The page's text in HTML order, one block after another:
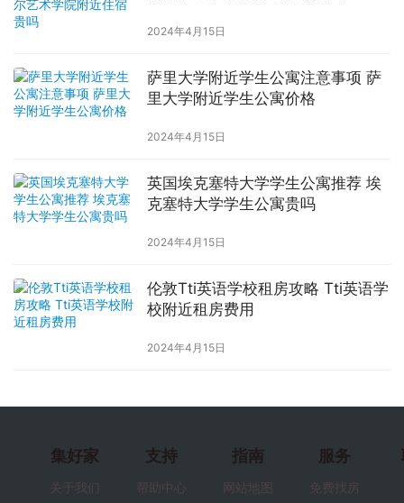
2024年4月15日
萨里大学附近学生公寓注意事项 萨
里大学附近学生公寓价格
2024年4月15日
英国埃克塞特大学学生公寓推荐 埃
克塞特大学学生公寓贵吗
2024年4月15日
伦敦Tti英语学校租房攻略 Tti英语学
校附近租房费用
2024年4月15日
集好家
关于我们
支持
帮助中心
指南
网站地图
服务
免费找房